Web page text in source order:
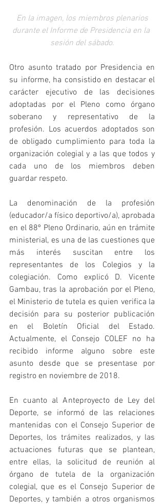
durante el Informe de Presidencia en la
sesión del sábado.
Otro asunto tratado por Presidencia en
su informe, ha consistido en destacar el
carácter ejecutivo de las decisiones
adoptadas por el Pleno como órgano
soberano y representativo de la
profesión. Los acuerdos adoptados son
de obligado cumplimiento para toda la
organización colegial y a las que todos y
cada uno de los miembros deben
guardar respeto.
La denominación de la profesión
(educador/a físico deportivo/a), aprobada
en el 88º Pleno Ordinario, aún en trámite
ministerial, es una de las cuestiones que
más interés suscitan entre los
representantes de los Colegios y la
colegiación. Como explicó D. Vicente
Gambau, tras la aprobación por el Pleno,
el Ministerio de tutela es quien verifica la
decisión para su posterior publicación
en el Boletín Oficial del Estado.
Actualmente, el Consejo COLEF no ha
recibido informe alguno sobre este
asunto desde que se presentase por
registro en noviembre de 2018.
En cuanto al Anteproyecto de Ley del
Deporte, se informó de las relaciones
mantenidas con el Consejo Superior de
Deportes, los trámites realizados, y las
actuaciones futuras que se plantean,
entre ellas, la solicitud de reunión al
órgano de tutela de la organización
colegial, que es el Consejo Superior de
Deportes, y también a otros organismos